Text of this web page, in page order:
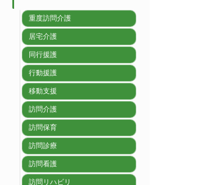
重度訪問介護
居宅介護
同行援護
行動援護
移動支援
訪問介護
訪問保育
訪問診療
訪問看護
訪問リハビリ